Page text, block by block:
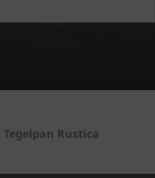
Tegelpan Rustica